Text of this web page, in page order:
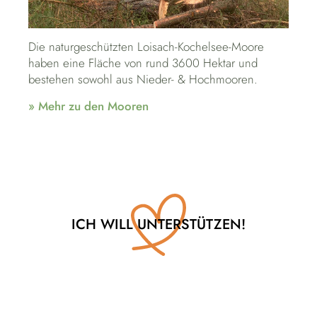
Die naturgeschützten Loisach-Kochelsee-Moore
haben eine Fläche von rund 3600 Hektar und
bestehen sowohl aus Nieder- & Hochmooren.
» Mehr zu den Mooren
ICH WILL UNTERSTÜTZEN!